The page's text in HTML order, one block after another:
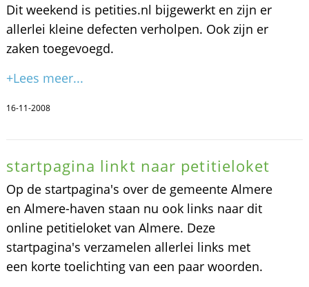
Dit weekend is petities.nl bijgewerkt en zijn er
allerlei kleine defecten verholpen. Ook zijn er
zaken toegevoegd.
+Lees meer...
16-11-2008
startpagina linkt naar petitieloket
Op de startpagina's over de gemeente Almere
en Almere-haven staan nu ook links naar dit
online petitieloket van Almere. Deze
startpagina's verzamelen allerlei links met
een korte toelichting van een paar woorden.